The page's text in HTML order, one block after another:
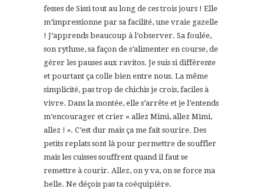
fesses de Sissi tout au long de ces trois jours ! Elle
m’impressionne par sa facilité, une vraie gazelle
! J’apprends beaucoup à l’observer. Sa foulée,
son rythme, sa façon de s’alimenter en course, de
gérer les pauses aux ravitos. Je suis si différente
et pourtant ça colle bien entre nous. La même
simplicité, pas trop de chichis je crois, faciles à
vivre. Dans la montée, elle s’arrête et je l’entends
m’encourager et crier « allez Mimi, allez Mimi,
allez ! ». C’est dur mais ça me fait sourire. Des
petits replats sont là pour permettre de souffler
mais les cuisses souffrent quand il faut se
remettre à courir. Allez, on y va, on se force ma
belle. Ne déçois pas ta coéquipière.